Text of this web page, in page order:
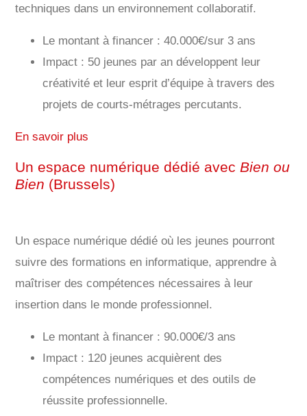
techniques dans un environnement collaboratif.
Le montant à financer : 40.000€/sur 3 ans
Impact : 50 jeunes par an développent leur
créativité et leur esprit d’équipe à travers des
projets de courts-métrages percutants.
En savoir plus
Un espace numérique dédié avec Bien ou
Bien (Brussels)
Un espace numérique dédié où les jeunes pourront
suivre des formations en informatique, apprendre à
maîtriser des compétences nécessaires à leur
insertion dans le monde professionnel.
Le montant à financer : 90.000€/3 ans
Impact : 120 jeunes acquièrent des
compétences numériques et des outils de
réussite professionnelle.